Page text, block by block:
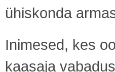
ühiskonda
Inimesed, kes
kaasaja